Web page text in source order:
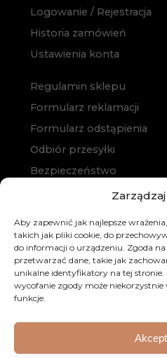
Aby zapewnić jak najlepsze
takich jak pliki cookie, do
do informacji o urządzeniu. Zgoda
przetwarzać dane, takie jak
unikalne identyfikatory na tej
wycofanie zgody może niekorzystnie
funkcje.
Logowanie / Rejestracja
Historia zamówień
Ustawienia konta
Regulamin sklepu
Formularz reklamacji
Formularz odstąpienia
Odbiór przesyłki
Bezpieczeństwo
Polityka prywatności
Zakup na raty
Kontakt